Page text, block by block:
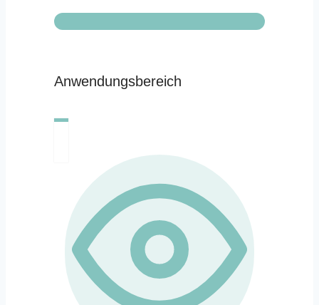
Anwendungsbereich